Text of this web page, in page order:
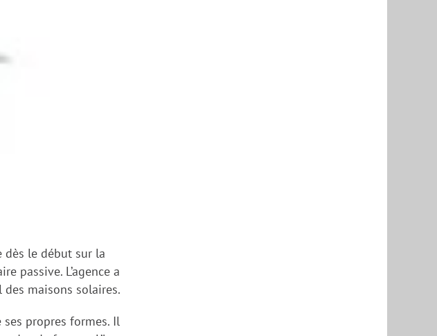
dès le début sur la
passive. L’agence a
maisons solaires.
ses propres formes. Il